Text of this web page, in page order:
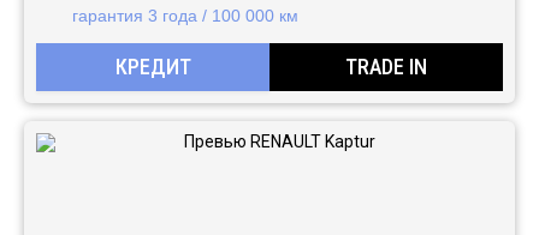
гарантия 3 года / 100 000 км
КРЕДИТ TRADE IN